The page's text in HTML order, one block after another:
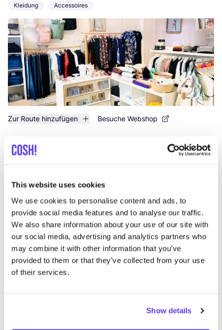
This website uses cookies
We use cookies to personalise content and ads, to
provide social media features and to analyse our traffic.
We also share information about your use of our site with
our social media, advertising and analytics partners who
may combine it with other information that you’ve
provided to them or that they’ve collected from your use
of their services.
Show details
Kleidung Accessoires
Zur Route hinzufügen Besuche Webshop
koko selected
Hermannstraße 47, Düsseldorf
Zur Route hinzufügen Besuche Webshop
format favourites